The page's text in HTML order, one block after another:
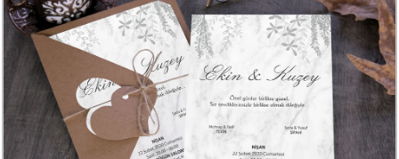
Hesaplı
Davetiye
Modelleri
Karikatürlü
Davetiye
Modelleri